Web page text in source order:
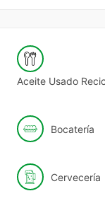
Aceite Usado
Bocatería
Cervecería